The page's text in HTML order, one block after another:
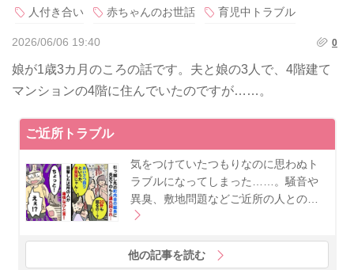
人付き合い
赤ちゃんのお世話 育児中トラブル
2026/06/06 19:40 0
娘が1歳3カ月のころの話です。夫と娘の3人で、4階建て
マンションの4階に住んでいたのですが……。
ご近所トラブル
気をつけていたつもりなのに思わぬト
ラブルになってしまった……。騒音や
異臭、敷地問題などご近所の人との…
他の記事を読む